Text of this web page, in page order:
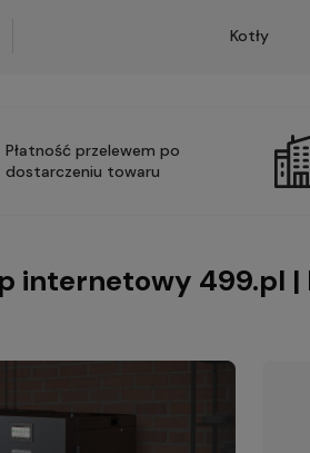
Kotły
Płatność przelewem po
dostarczeniu towaru
internetowy 499.pl |